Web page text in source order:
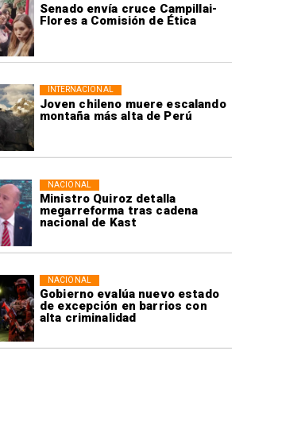
Senado envía cruce Campillai-
Flores a Comisión de Ética
Joven chileno muere escalando
montaña más alta de Perú
INTERNACIONAL
Ministro Quiroz detalla
megarreforma tras cadena
nacional de Kast
NACIONAL
Gobierno evalúa nuevo estado
de excepción en barrios con
alta criminalidad
NACIONAL